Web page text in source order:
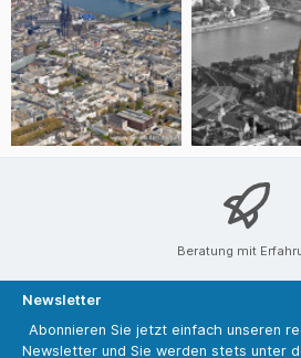
Beratung mit
Newsletter
Abonnieren Sie jetzt einfach unseren
Newsletter und Sie werden stets unter